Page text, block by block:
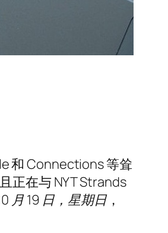
和 Connections 等耸
正在与 NYT Strands
月 19 日，星期日，